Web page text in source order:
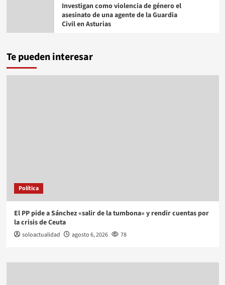
Investigan como violencia de género el
asesinato de una agente de la Guardia
Civil en Asturias
Te pueden interesar
Política
El PP pide a Sánchez «salir de la tumbona» y rendir cuentas por
la crisis de Ceuta
soloactualidad agosto 6, 2026 78